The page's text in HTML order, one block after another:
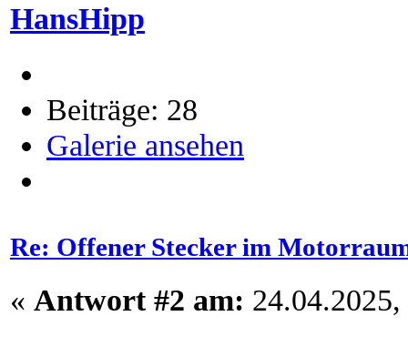
HansHipp
Beiträge: 28
Galerie ansehen
Re: Offener Stecker im
« Antwort #2 am: